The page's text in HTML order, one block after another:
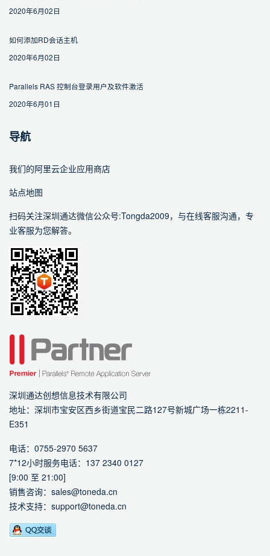
2020年6月02日
如何添加RD会话主机
2020年6月02日
Parallels RAS 控制台登录用户及软件激活
2020年6月01日
导航
我们的阿里云企业应用商店
站点地图
扫码关注深圳通达微信公众号:Tongda2009，与在线客服沟通，专
业客服为您解答。
深圳通达创想信息技术有限公司
地址：深圳市宝安区西乡街道宝民二路127号新城广场一栋2211-
E351
电话：0755-2970 5637
7*12小时服务电话：137 2340 0127
[9:00 至 21:00]
销售咨询：sales@toneda.cn
技术支持：support@toneda.cn